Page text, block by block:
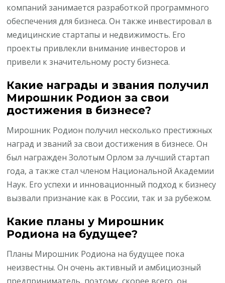
компаний занимается разработкой программного
обеспечения для бизнеса. Он также инвестировал в
медицинские стартапы и недвижимость. Его
проекты привлекли внимание инвесторов и
привели к значительному росту бизнеса.
Какие награды и звания получил
Мирошник Родион за свои
достижения в бизнесе?
Мирошник Родион получил несколько престижных
наград и званий за свои достижения в бизнесе. Он
был награжден Золотым Орлом за лучший стартап
года, а также стал членом Национальной Академии
Наук. Его успехи и инновационный подход к бизнесу
вызвали признание как в России, так и за рубежом.
Какие планы у Мирошник
Родиона на будущее?
Планы Мирошник Родиона на будущее пока
неизвестны. Он очень активный и амбициозный